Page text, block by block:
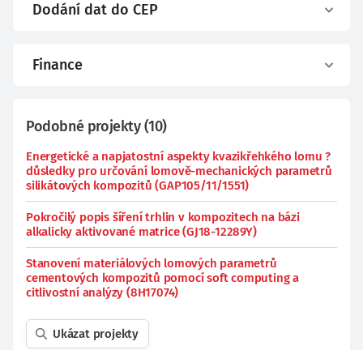
Dodání dat do CEP
Finance
Podobné projekty(10)
Energetické a napjatostní aspekty kvazikřehkého lomu ?
důsledky pro určování lomově-mechanických parametrů
silikátových kompozitů (GAP105/11/1551)
Pokročilý popis šíření trhlin v kompozitech na bázi
alkalicky aktivované matrice (GJ18-12289Y)
Stanovení materiálových lomových parametrů
cementových kompozitů pomocí soft computing a
citlivostní analýzy (8H17074)
Ukázat projekty